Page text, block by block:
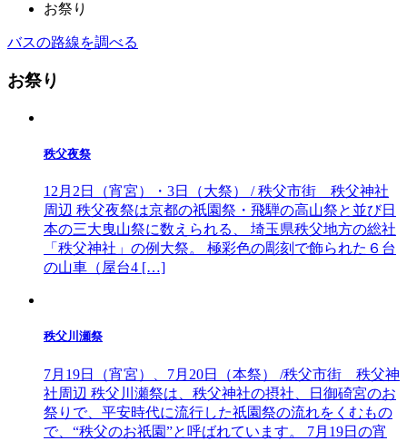
お祭り
バスの路線を調べる
お祭り
秩父夜祭
12月2日（宵宮）・3日（大祭） / 秩父市街 秩父神社
周辺 秩父夜祭は京都の祇園祭・飛騨の高山祭と並び日
本の三大曳山祭に数えられる、 埼玉県秩父地方の総社
「秩父神社」の例大祭。 極彩色の彫刻で飾られた６台
の山車（屋台4 […]
秩父川瀬祭
7月19日（宵宮）、7月20日（本祭） /秩父市街 秩父神
社周辺 秩父川瀬祭は、秩父神社の摂社、日御碕宮のお
祭りで、平安時代に流行した祇園祭の流れをくむもの
で、“秩父のお祇園”と呼ばれています。 7月19日の宵